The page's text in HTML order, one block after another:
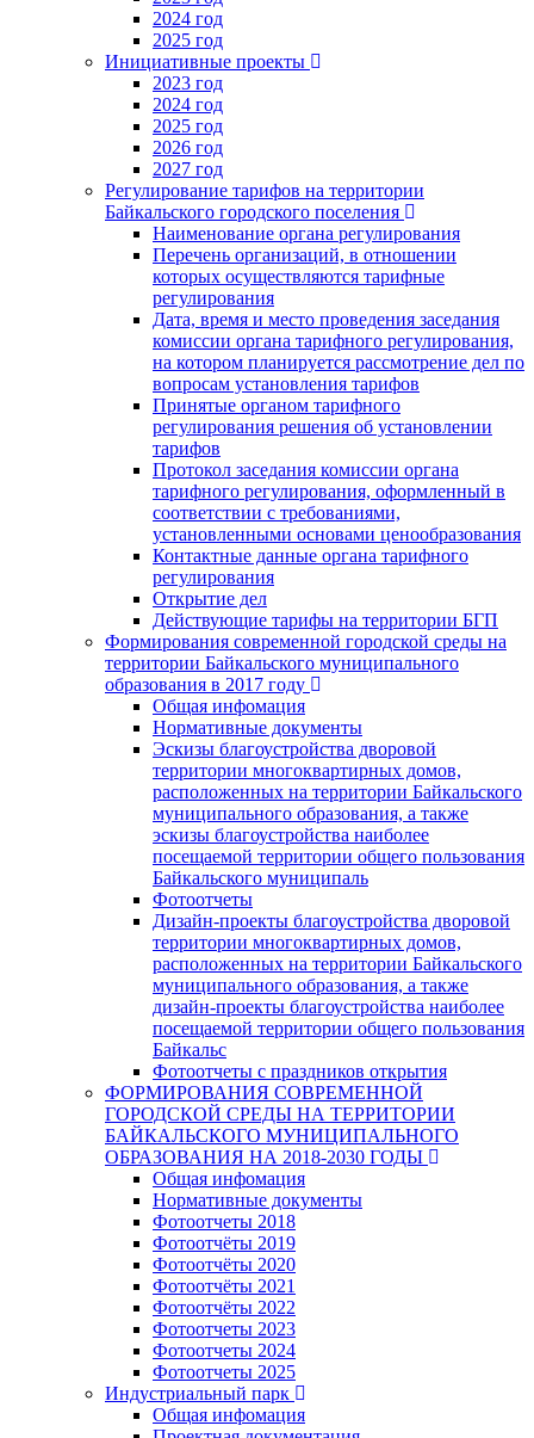
2024 год
2025 год
Инициативные проекты
2023 год
2024 год
2025 год
2026 год
2027 год
Регулирование тарифов на территории
Байкальского городского поселения
Наименование органа регулирования
Перечень организаций, в отношении
которых осуществляются тарифные
регулирования
Дата, время и место проведения заседания
комиссии органа тарифного регулирования,
на котором планируется рассмотрение дел по
вопросам установления тарифов
Принятые органом тарифного
регулирования решения об установлении
тарифов
Протокол заседания комиссии органа
тарифного регулирования, оформленный в
соответствии с требованиями,
установленными основами ценообразования
Контактные данные органа тарифного
регулирования
Открытие дел
Действующие тарифы на территории БГП
Формирования современной городской среды на
территории Байкальского муниципального
образования в 2017 году
Общая инфомация
Нормативные документы
Эскизы благоустройства дворовой
территории многоквартирных домов,
расположенных на территории Байкальского
муниципального образования, а также
эскизы благоустройства наиболее
посещаемой территории общего пользования
Байкальского муниципаль
Фотоотчеты
Дизайн-проекты благоустройства дворовой
территории многоквартирных домов,
расположенных на территории Байкальского
муниципального образования, а также
дизайн-проекты благоустройства наиболее
посещаемой территории общего пользования
Байкальс
Фотоотчеты с праздников открытия
ФОРМИРОВАНИЯ СОВРЕМЕННОЙ
ГОРОДСКОЙ СРЕДЫ НА ТЕРРИТОРИИ
БАЙКАЛЬСКОГО МУНИЦИПАЛЬНОГО
ОБРАЗОВАНИЯ НА 2018-2030 ГОДЫ
Общая инфомация
Нормативные документы
Фотоотчеты 2018
Фотоотчёты 2019
Фотоотчёты 2020
Фотоотчёты 2021
Фотоотчёты 2022
Фотоотчеты 2023
Фотоотчеты 2024
Фотоотчеты 2025
Индустриальный парк
Общая инфомация